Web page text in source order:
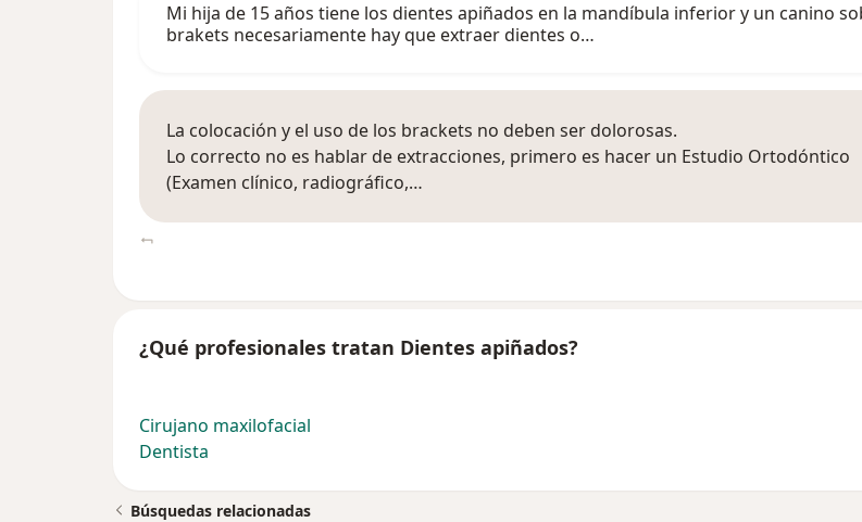
Mi hija de 15 años tiene los dientes apiñados en la mandíbula inferior y un canino
brakets necesariamente hay que extraer dientes o…
La colocación y el uso de los brackets no deben ser dolorosas.
Lo correcto no es hablar de extracciones, primero es hacer un Estudio Ortodóntico
(Examen clínico, radiográfico,…
¿Qué profesionales tratan Dientes apiñados?
Cirujano maxilofacial
Dentista
Búsquedas relacionadas